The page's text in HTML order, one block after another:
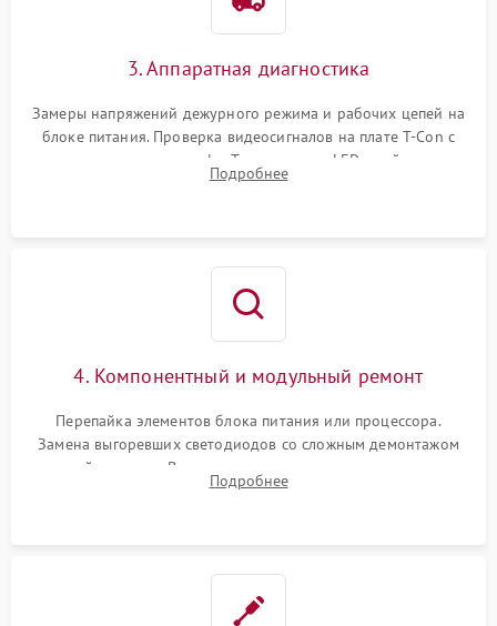
3. Аппаратная диагностика
Замеры напряжений дежурного режима и рабочих цепей на
блоке питания. Проверка видеосигналов на плате T-Con с
помощью осциллографа. Тестирование LED-драйвера и
светодиодных планок подсветки мультиметром.
Подробнее
4. Компонентный и модульный ремонт
Перепайка элементов блока питания или процессора.
Замена выгоревших светодиодов со сложным демонтажом
хрупкой матрицы. Восстановление поврежденных дорожек,
прошивка микросхем памяти EEPROM
Подробнее